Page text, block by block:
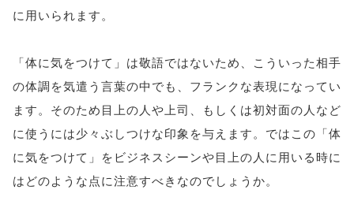
に用いられます。
「体に気をつけて」は敬語ではないため、こういった相手
の体調を気遣う言葉の中でも、フランクな表現になってい
ます。そのため目上の人や上司、もしくは初対面の人など
に使うには少々ぶしつけな印象を与えます。ではこの「体
に気をつけて」をビジネスシーンや目上の人に用いる時に
はどのような点に注意すべきなのでしょうか。